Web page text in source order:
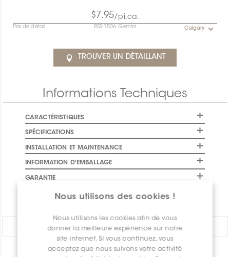
Nous utilisons des cookies !
Nous utilisons les cookies afin de vous
donner la meilleure expérience sur notre
site internet. Si vous continuez, vous
acceptez que nous suivons votre activité
$7.95/pi.ca.
Prix de détail RSS-1506-Gemini Calgary
TROUVER UN DÉTAILLANT
Informations Techniques
CARACTÉRISTIQUES
SPÉCIFICATIONS
INSTALLATION ET MAINTENANCE
INFORMATION D'EMBALLAGE
GARANTIE
DOCUMENTS
PARTAGER: